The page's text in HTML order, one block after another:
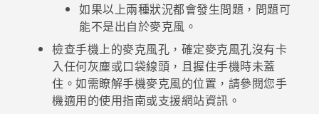
如果以上兩種狀況都會發生問題，問題可
能不是出自於麥克風。
檢查手機上的麥克風孔，確定麥克風孔沒有卡
入任何灰塵或口袋線頭，且握住手機時未蓋
住。如需瞭解手機麥克風的位置，請參閱您手
機適用的使用指南或支援網站資訊。